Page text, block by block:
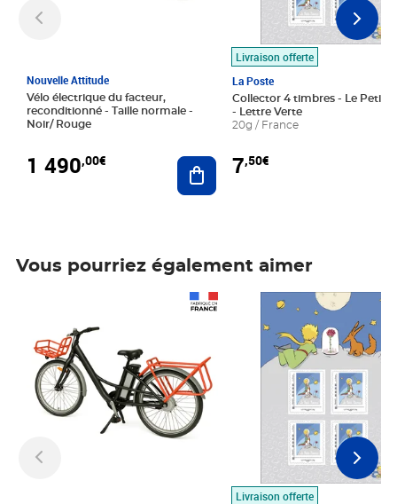
Nouvelle Attitude
Vélo électrique du facteur,
reconditionné - Taille normale -
Noir/ Rouge
1 490,00€ Ajouter au panier
Livraison offerte
La Poste
Collector 4 timbres - Le Petit
- Lettre Verte
20g / France
7,50€
Vous pourriez également aimer
Livraison offerte
Prix 7,50€